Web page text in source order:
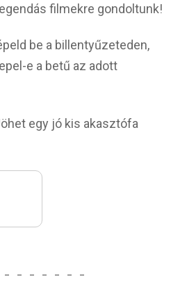
filmekre gondoltunk!
be a billentyűzeteden,
e a betű az adott
egy jó kis akasztófa